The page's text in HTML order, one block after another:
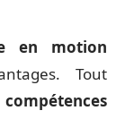
en motion
Tout
compétences